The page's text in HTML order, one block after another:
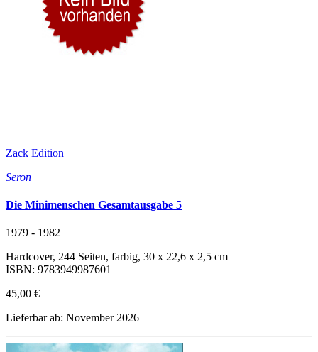
Zack Edition
Seron
Die Minimenschen Gesamtausgabe 5
1979 - 1982
Hardcover, 244 Seiten, farbig, 30 x 22,6 x 2,5 cm
ISBN: 9783949987601
45,00 €
Lieferbar ab: November 2026